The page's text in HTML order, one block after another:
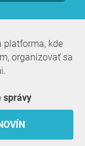
platforma, kde
organizovať sa
správy